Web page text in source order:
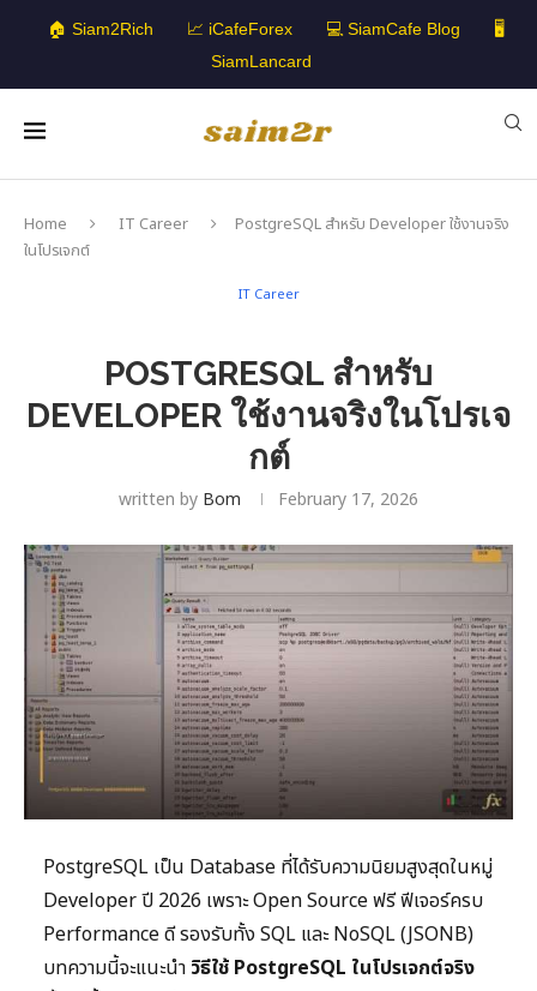
🏠 Siam2Rich 📈 iCafeForex 💻 SiamCafe Blog
🖥️
SiamLancard
Home IT Career
PostgreSQL สำหรับ Developer ใช้งานจริง
ในโปรเจกต์
IT Career
POSTGRESQL สำหรับ
DEVELOPER ใช้งานจริงในโปรเจ
กต์
written by Bom February 17, 2026
PostgreSQL เป็น Database ที่ได้รับความนิยมสูงสุดในหมู่
Developer ปี 2026 เพราะ Open Source ฟรี ฟีเจอร์ครบ
Performance ดี รองรับทั้ง SQL และ NoSQL (JSONB)
บทความนี้จะแนะนำ วิธีใช้ PostgreSQL ในโปรเจกต์จริง